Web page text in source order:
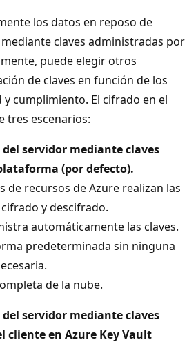
los datos en reposo de
claves administradas por
puede elegir otros
de claves en función de los
cumplimiento. El cifrado en el
tres escenarios:
servidor mediante claves
(por defecto).
de recursos de Azure realizan las
y descifrado.
automáticamente las claves.
predeterminada sin ninguna
de la nube.
servidor mediante claves
cliente en Azure Key Vault